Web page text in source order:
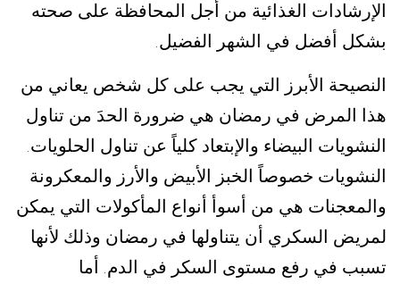
الإرشادات الغذائية من أجل المحافظة على صحته
بشكل أفضل في الشهر الفضيل.
النصيحة الأبرز التي يجب على كل شخص يعاني من
هذا المرض في رمضان هي ضرورة الحدَ من تناول
النشويات البيضاء والإبتعاد كلياً عن تناول الحلويات.
النشويات خصوصاً الخبز الأبيض والأرز والمعكرونة
والمعجنات هي من أسوأ أنواع المأكولات التي يمكن
لمريض السكري أن يتناولها في رمضان وذلك لأنها
تسبب في رفع مستوى السكر في الدم.
أما